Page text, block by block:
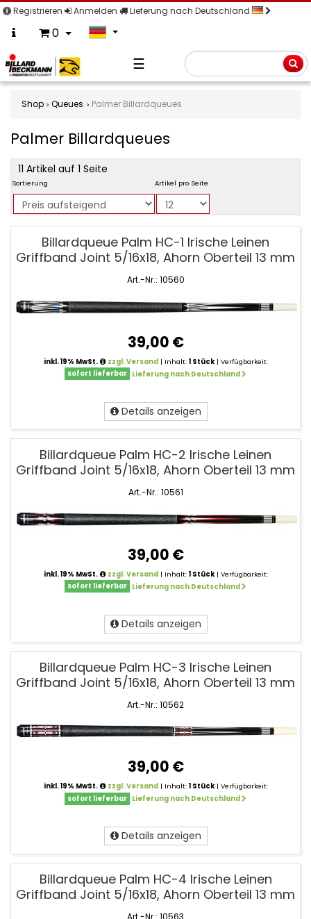
Registrieren Anmelden Lieferung nach Deutschland
0
☰
Shop Queues Palmer Billardqueues
Palmer Billardqueues
product
filter
11 Artikel auf 1 Seite
Sortierung Artikel pro Seite
Palmer
Billardqueues
Billardqueue Palm HC-1 Irische Leinen
Griffband Joint 5/16x18, Ahorn Oberteil 13 mm
Art.-Nr.: 10560
39,00 €
inkl. 19% MwSt. zzgl. Versand| Inhalt: 1 Stück| Verfügbarkeit:
sofort lieferbar
Lieferung nach Deutschland
Details anzeigen
Billardqueue Palm HC-2 Irische Leinen
Griffband Joint 5/16x18, Ahorn Oberteil 13 mm
Art.-Nr.: 10561
39,00 €
inkl. 19% MwSt. zzgl. Versand| Inhalt: 1 Stück| Verfügbarkeit:
sofort lieferbar
Lieferung nach Deutschland
Details anzeigen
Billardqueue Palm HC-3 Irische Leinen
Griffband Joint 5/16x18, Ahorn Oberteil 13 mm
Art.-Nr.: 10562
39,00 €
inkl. 19% MwSt. zzgl. Versand | Inhalt: 1 Stück| Verfügbarkeit:
sofort lieferbar
Lieferung nach Deutschland
Details anzeigen
Billardqueue Palm HC-4 Irische Leinen
Griffband Joint 5/16x18, Ahorn Oberteil 13 mm